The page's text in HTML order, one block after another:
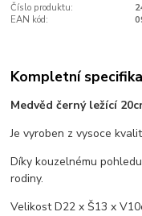
Číslo produktu:
EAN kód:
Kompletní
Medvěd černý ležící
Je vyroben z vysoce
Díky kouzelnému
rodiny.
Velikost D22 x Š13 x